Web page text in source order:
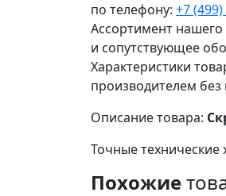
по телефону: +7
Ассортимент
и сопутствующее
Характеристики
производителем
Описание товара:
Точные технические
Похожие